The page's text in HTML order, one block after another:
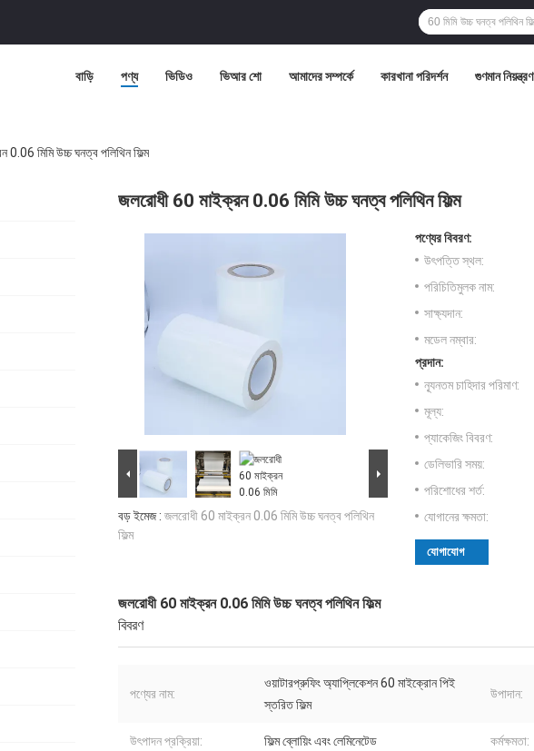
বাড়ি পণ্য ভিডিও ভিআর শো আমাদের সম্পর্কে কারখানা পরিদর্শন গুণমান নিয়ন্ত্রণ
0.06 মিমি উচ্চ ঘনত্ব পলিথিন ফিল্ম
জলরোধী 60 মাইক্রন 0.06 মিমি উচ্চ ঘনত্ব পলিথিন ফিল্ম
বড় ইমেজ : জলরোধী 60 মাইক্রন 0.06 মিমি উচ্চ ঘনত্ব পলিথিন
ফিল্ম
পণ্যের বিবরণ:
উৎপত্তি স্থল:
পরিচিতিমুলক নাম:
সাক্ষ্যদান:
মডেল নম্বার:
প্রদান:
ন্যূনতম চাহিদার পরিমাণ:
মূল্য:
প্যাকেজিং বিবরণ:
ডেলিভারি সময়:
পরিশোধের শর্ত:
যোগানের ক্ষমতা:
যোগাযোগ
জলরোধী 60 মাইক্রন 0.06 মিমি উচ্চ ঘনত্ব পলিথিন ফিল্ম
বিবরণ
পণ্যের নাম:
ওয়াটারপ্রুফিং অ্যাপ্লিকেশন 60 মাইক্রোন পিই
স্তরিত ফিল্ম
উপাদান:
উৎপাদন প্রক্রিয়া: ফিল্ম ব্লোয়িং এবং লেমিনেটেড কর্মক্ষমতা: